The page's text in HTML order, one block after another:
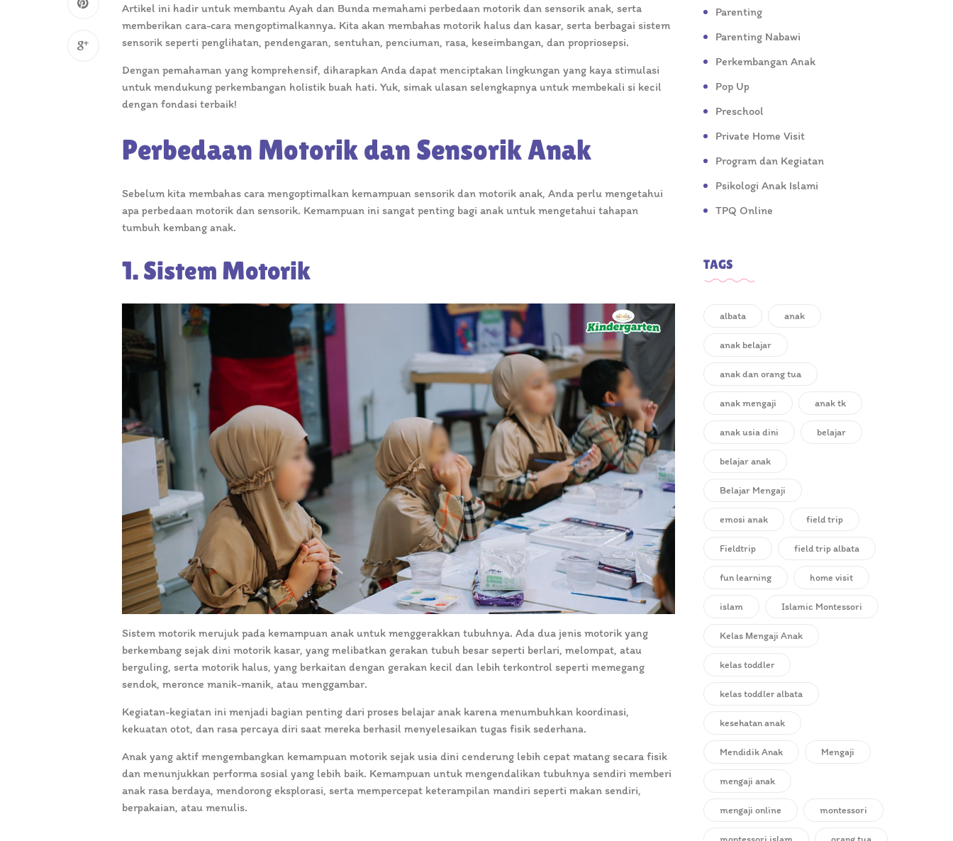
Artikel ini hadir untuk membantu Ayah dan Bunda memahami perbedaan motorik dan sensorik anak, serta
memberikan cara-cara mengoptimalkannya. Kita akan membahas motorik halus dan kasar, serta berbagai sistem
sensorik seperti penglihatan, pendengaran, sentuhan, penciuman, rasa, keseimbangan, dan propriosepsi.
Dengan pemahaman yang komprehensif, diharapkan Anda dapat menciptakan lingkungan yang kaya stimulasi
untuk mendukung perkembangan holistik buah hati. Yuk, simak ulasan selengkapnya untuk membekali si kecil
dengan fondasi terbaik!
Perbedaan Motorik dan Sensorik Anak
Sebelum kita membahas cara mengoptimalkan kemampuan sensorik dan motorik anak, Anda perlu mengetahui
apa perbedaan motorik dan sensorik. Kemampuan ini sangat penting bagi anak untuk mengetahui tahapan
tumbuh kembang anak.
1. Sistem Motorik
Sistem motorik merujuk pada kemampuan anak untuk menggerakkan tubuhnya. Ada dua jenis motorik yang
berkembang sejak dini motorik kasar, yang melibatkan gerakan tubuh besar seperti berlari, melompat, atau
berguling, serta motorik halus, yang berkaitan dengan gerakan kecil dan lebih terkontrol seperti memegang
sendok, meronce manik-manik, atau menggambar.
Kegiatan-kegiatan ini menjadi bagian penting dari proses belajar anak karena menumbuhkan koordinasi,
kekuatan otot, dan rasa percaya diri saat mereka berhasil menyelesaikan tugas fisik sederhana.
Anak yang aktif mengembangkan kemampuan motorik sejak usia dini cenderung lebih cepat matang secara fisik
dan menunjukkan performa sosial yang lebih baik. Kemampuan untuk mengendalikan tubuhnya sendiri memberi
anak rasa berdaya, mendorong eksplorasi, serta mempercepat keterampilan mandiri seperti makan sendiri,
berpakaian, atau menulis.
Parenting
Parenting Nabawi
Perkembangan Anak
Pop Up
Preschool
Private Home Visit
Program dan Kegiatan
Psikologi Anak Islami
TPQ Online
TAGS
albata anak
anak belajar
anak dan orang tua
anak mengaji anak tk
anak usia dini belajar
belajar anak
Belajar Mengaji
emosi anak field trip
Fieldtrip field trip albata
fun learning home visit
islam Islamic Montessori
Kelas Mengaji Anak
kelas toddler
kelas toddler albata
kesehatan anak
Mendidik Anak Mengaji
mengaji anak
mengaji online montessori